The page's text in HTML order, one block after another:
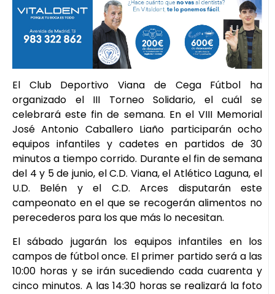
El Club Deportivo Viana de Cega Fútbol ha
organizado el III Torneo Solidario, el cuál se
celebrará este fin de semana. En el VIII Memorial
José Antonio Caballero Liaño participarán ocho
equipos infantiles y cadetes en partidos de 30
minutos a tiempo corrido. Durante el fin de semana
del 4 y 5 de junio, el C.D. Viana, el Atlético Laguna, el
U.D. Belén y el C.D. Arces disputarán este
campeonato en el que se recogerán alimentos no
perecederos para los que más lo necesitan.
El sábado jugarán los equipos infantiles en los
campos de fútbol once. El primer partido será a las
10:00 horas y se irán sucediendo cada cuarenta y
cinco minutos. A las 14:30 horas se realizará la foto